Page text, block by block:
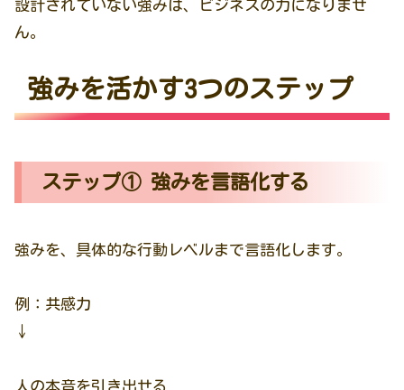
設計されていない強みは、ビジネスの力になりませ
ん。
強みを活かす3つのステップ
ステップ① 強みを言語化する
強みを、具体的な行動レベルまで言語化します。
例：共感力
↓
人の本音を引き出せる